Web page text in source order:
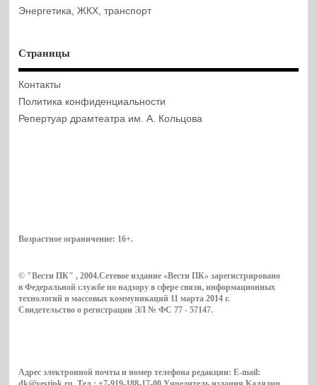
Энергетика, ЖКХ, транспорт
Страницы
Контакты
Политика конфиденциальности
Репертуар драмтеатра им. А. Кольцова
Возрастное ограничение: 16+.
© "Вести ПК" , 2004.Сетевое издание «Вести ПК» зарегистрировано
в Федеральной службе по надзору в сфере связи, информационных
технологий и массовых коммуникаций 11 марта 2014 г.
Свидетельство о регистрации ЭЛ № ФС 77 - 57147.
Адрес электронной почты и номер телефона редакции: E-mail: